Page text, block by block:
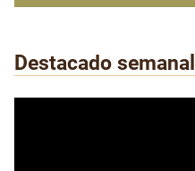
Destacado semanal